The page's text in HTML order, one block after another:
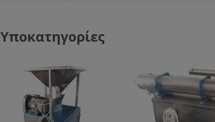
Υποκατηγορίες